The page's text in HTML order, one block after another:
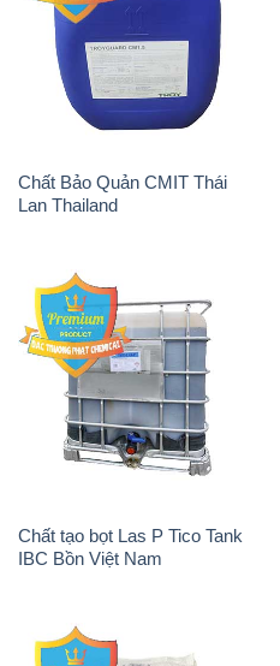
Chất Bảo Quản CMIT Thái
Lan Thailand
Chất tạo bọt Las P Tico Tank
IBC Bồn Việt Nam